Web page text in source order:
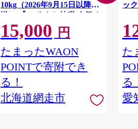
10kg（2026年9月15日以降発
送） 【 ふるさと納税 人気 お
すすめ ランキング じゃがい
も ジャガイモ 芋 いも イモ
男爵 男爵いも たまねぎ 玉ね
ぎ 玉葱 かぼちゃ 南瓜 野菜
セット 詰め合わせ 詰合せ 北
海道 網走市 送料無料 】
ABAO085
15,000 円
たまったWAON
POINTで寄附でき
る！
北海道網走市
ッ
ッ
富
容
高
た
る
愛